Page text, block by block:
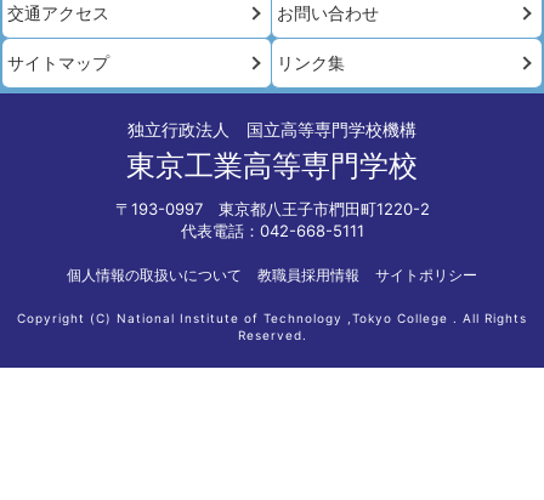
交通アクセス お問い合わせ
サイトマップ リンク集
独立行政法人 国立高等専門学校機構
東京工業高等専門学校
〒193-0997 東京都八王子市椚田町1220-2
代表電話：042-668-5111
個人情報の取扱いについて 教職員採用情報 サイトポリシー
Copyright (C) National Institute of Technology ,Tokyo College . All Rights
Reserved.